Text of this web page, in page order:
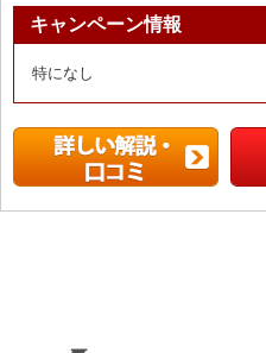
キャンペーン情報
特になし